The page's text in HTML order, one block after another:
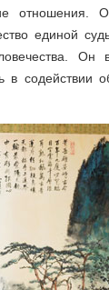
отношения.
единой
Он
в содействии